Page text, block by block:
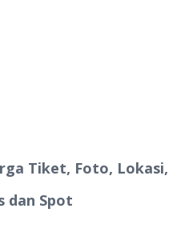
Tiket, Foto, Lokasi,
dan Spot